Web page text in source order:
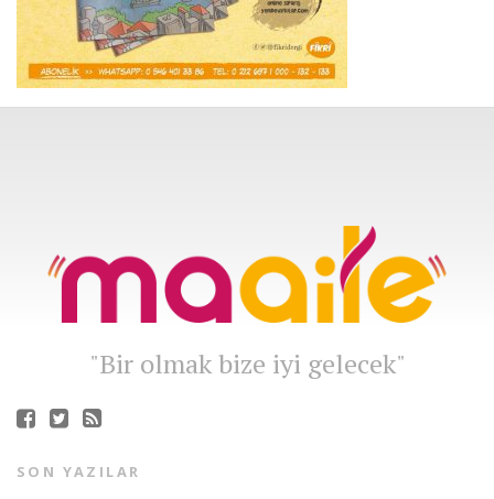
"Bir olmak bize iyi gelecek"
SON YAZILAR